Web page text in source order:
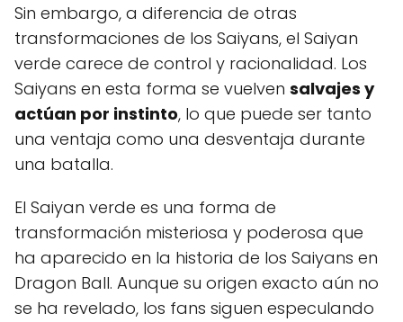
Sin embargo, a diferencia de otras
transformaciones de los Saiyans, el Saiyan
verde carece de control y racionalidad. Los
Saiyans en esta forma se vuelven salvajes y
actúan por instinto, lo que puede ser tanto
una ventaja como una desventaja durante
una batalla.
El Saiyan verde es una forma de
transformación misteriosa y poderosa que
ha aparecido en la historia de los Saiyans en
Dragon Ball. Aunque su origen exacto aún no
se ha revelado, los fans siguen especulando